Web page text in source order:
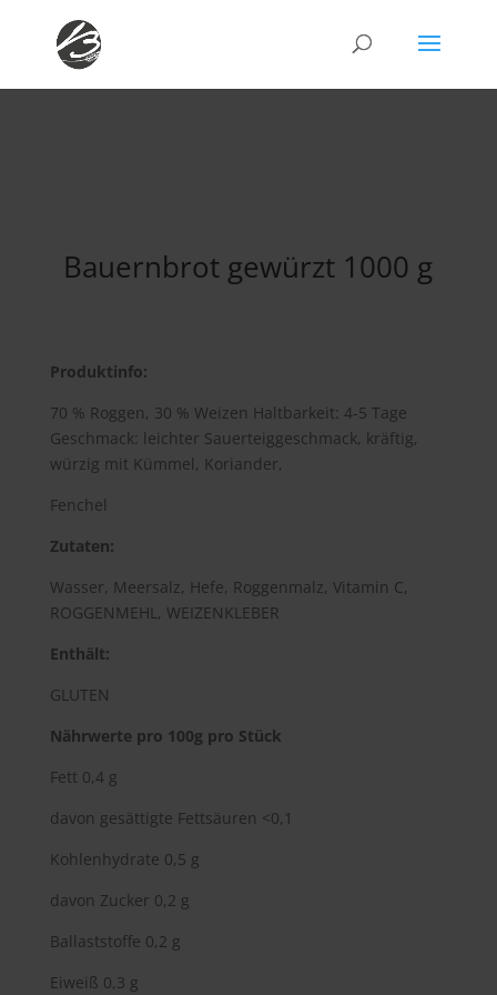
Bauernbrot gewürzt 1000 g
Produktinfo:
70 % Roggen, 30 % Weizen Haltbarkeit: 4-5 Tage
Geschmack: leichter Sauerteiggeschmack, kräftig,
würzig mit Kümmel, Koriander,
Fenchel
Zutaten:
Wasser, Meersalz, Hefe, Roggenmalz, Vitamin C,
ROGGENMEHL, WEIZENKLEBER
Enthält:
GLUTEN
Nährwerte pro 100g pro Stück
Fett 0,4 g
davon gesättigte Fettsäuren <0,1
Kohlenhydrate 0,5 g
davon Zucker 0,2 g
Ballaststoffe 0,2 g
Eiweiß 0,3 g